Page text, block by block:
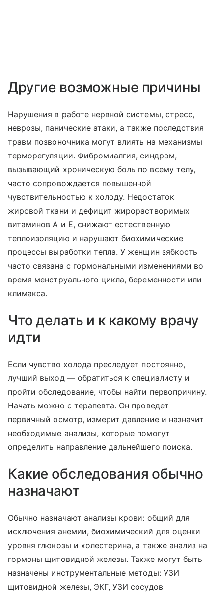
Другие возможные причины
Нарушения в работе нервной системы, стресс,
неврозы, панические атаки, а также последствия
травм позвоночника могут влиять на механизмы
терморегуляции. Фибромиалгия, синдром,
вызывающий хроническую боль по всему телу,
часто сопровождается повышенной
чувствительностью к холоду. Недостаток
жировой ткани и дефицит жирорастворимых
витаминов А и Е, снижают естественную
теплоизоляцию и нарушают биохимические
процессы выработки тепла. У женщин зябкость
часто связана с гормональными изменениями во
время менструального цикла, беременности или
климакса.
Что делать и к какому врачу
идти
Если чувство холода преследует постоянно,
лучший выход — обратиться к специалисту и
пройти обследование, чтобы найти первопричину.
Начать можно с терапевта. Он проведет
первичный осмотр, измерит давление и назначит
необходимые анализы, которые помогут
определить направление дальнейшего поиска.
Какие обследования обычно
назначают
Обычно назначают анализы крови: общий для
исключения анемии, биохимический для оценки
уровня глюкозы и холестерина, а также анализ на
гормоны щитовидной железы. Также могут быть
назначены инструментальные методы: УЗИ
щитовидной железы, ЭКГ, УЗИ сосудов